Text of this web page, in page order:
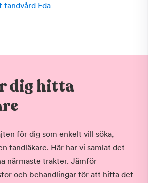
tandvård Eda
dig hitta
för dig som enkelt vill söka,
tandläkare. Här har vi samlat det
närmaste trakter. Jämför
och behandlingar för att hitta det